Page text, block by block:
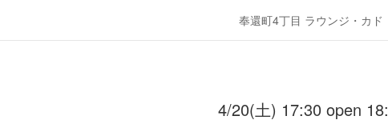
奉還町4丁目 ラウンジ・カド
4/20(土) 17:30 open